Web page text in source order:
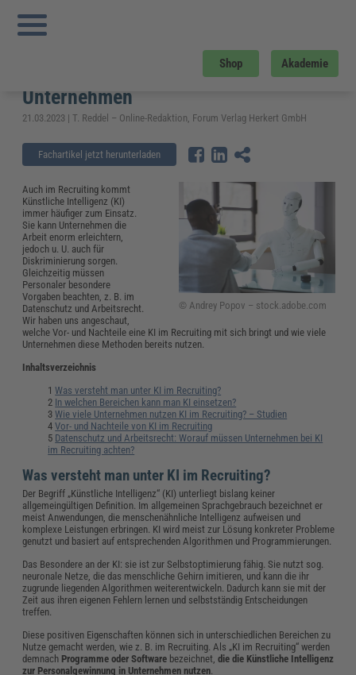
Shop Akademie
Sie sind hier:
Studien, Vor- und Nachteile sowie Vorgaben für Unternehmen
KI im Recruiting: Studien, Vor- und
Nachteile sowie Vorgaben für
Unternehmen
21.03.2023 | T. Reddel – Online-Redaktion, Forum Verlag Herkert GmbH
Fachartikel jetzt herunterladen
© Andrey Popov – stock.adobe.com
Auch im Recruiting kommt
Künstliche Intelligenz (KI)
immer häufiger zum Einsatz.
Sie kann Unternehmen die
Arbeit enorm erleichtern,
jedoch u. U. auch für
Diskriminierung sorgen.
Gleichzeitig müssen
Personaler besondere
Vorgaben beachten, z. B. im
Datenschutz und Arbeitsrecht.
Wir haben uns angeschaut,
welche Vor- und Nachteile eine KI im Recruiting mit sich bringt und wie viele
Unternehmen diese Methoden bereits nutzen.
Inhaltsverzeichnis
Was versteht man unter KI im Recruiting?
In welchen Bereichen kann man KI einsetzen?
Wie viele Unternehmen nutzen KI im Recruiting? – Studien
Vor- und Nachteile von KI im Recruiting
Datenschutz und Arbeitsrecht: Worauf müssen Unternehmen bei KI
im Recruiting achten?
Was versteht man unter KI im Recruiting?
Der Begriff „Künstliche Intelligenz“ (KI) unterliegt bislang keiner
allgemeingültigen Definition. Im allgemeinen Sprachgebrauch bezeichnet er
meist Anwendungen, die menschenähnliche Intelligenz aufweisen und
komplexe Leistungen erbringen. KI wird meist zur Lösung konkreter Probleme
genutzt und basiert auf entsprechenden Algorithmen und Programmierungen.
Das Besondere an der KI: sie ist zur Selbstoptimierung fähig. Sie nutzt sog.
neuronale Netze, die das menschliche Gehirn imitieren, und kann die ihr
zugrunde liegenden Algorithmen weiterentwickeln. Dadurch kann sie mit der
Zeit aus ihren eigenen Fehlern lernen und selbstständig Entscheidungen
treffen.
Diese positiven Eigenschaften können sich in unterschiedlichen Bereichen zu
Nutze gemacht werden, wie z. B. im Recruiting. Als „KI im Recruiting“ werden
demnach Programme oder Software bezeichnet, die die Künstliche Intelligenz
zur Personalgewinnung in Unternehmen nutzen.